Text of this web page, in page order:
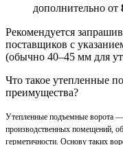
дополнительно от
Рекомендуется
поставщиков с
(обычно 40–45 мм для
Что такое утепленные
преимущества?
Утепленные подъемные ворота —
производственных помещений,
герметичности. Основу таких